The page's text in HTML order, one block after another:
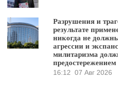
Разрушения и
результате
никогда не
агрессии и
милитаризма
предостережением
16:12 07 Авг 2026